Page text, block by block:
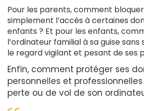
Pour les parents, comment
simplement l’accès à certaines
enfants ? Et pour les enfants,
l’ordinateur familial à sa guise
le regard vigilant et pesant de ses
Enfin, comment protéger ses
personnelles et
perte ou de vol de son